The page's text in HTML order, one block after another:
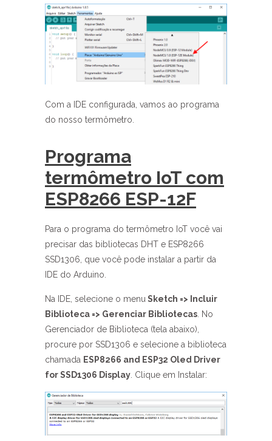
Com a IDE configurada, vamos ao programa
do nosso termômetro.
Programa
termômetro IoT com
ESP8266 ESP-12F
Para o programa do termômetro IoT você vai
precisar das bibliotecas DHT e ESP8266
SSD1306, que você pode instalar a partir da
IDE do Arduino.
Na IDE, selecione o menuSketch => Incluir
Biblioteca => Gerenciar Bibliotecas. No
Gerenciador de Biblioteca (tela abaixo),
procure por SSD1306 e selecione a biblioteca
chamada ESP8266 and ESP32 Oled Driver
for SSD1306 Display. Clique em Instalar: